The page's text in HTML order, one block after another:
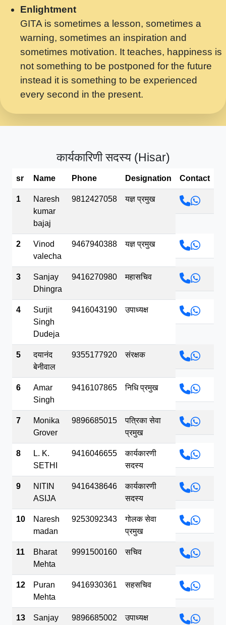
Maharaj.mp3
यह हसरत तलब ह नकज कमर Yahi Hasraten
Talab Hai Bhav Pravah #bhajan.mp3
लडल ज बल ल क ज न लग Sadhvi Purnima Ji
7.9.2021 जवल नगर दलल #बसर.mp3
सख भ मझ पयर ह दख भ मझ पयर ह!छड म कस दत
सपरहट भजन 2021 - तर अखय ह जद भर बहर ज म
सपरहट शयम भजन - जय जय शयम जय जय शयम
भव.mp3
Enlightment
GITA is sometimes a lesson, sometimes a
warning, sometimes an inspiration and
sometimes motivation. It teaches, happiness is
not something to be postponed for the future
instead it is something to be experienced
every second in the present.
कार्यकारिणी सदस्य (Hisar)
sr Name Phone Designation Contact
1
Naresh
kumar
bajaj
9812427058 यज्ञ प्रमुख
2
Vinod
valecha
9467940388 यज्ञ प्रमुख
3
Sanjay
Dhingra
9416270980 महासचिव
4
Surjit
Singh
Dudeja
9416043190 उपाध्यक्ष
5
दयानंद
बेनीवाल
9355177920 संरक्षक
6
Amar
Singh
9416107865 निधि प्रमुख
7
Monika
Grover
9896685015
पत्रिका सेवा
प्रमुख
8
L. K.
SETHI
9416046655
कार्यकारणी
सदस्य
9
NITIN
ASIJA
9416438646
कार्यकारणी
सदस्य
10
Naresh
madan
9253092343
गोलक सेवा
प्रमुख
11
Bharat
Mehta
9991500160 सचिव
12
Puran
Mehta
9416930361 सहसचिव
13 Sanjay 9896685002 उपाध्यक्ष